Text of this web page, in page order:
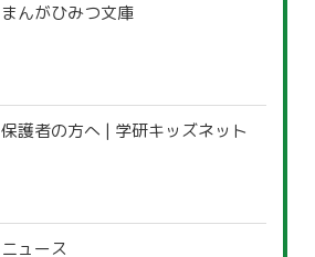
まんがひみつ文庫
保護者の方へ | 学研キッズネット
ニュース